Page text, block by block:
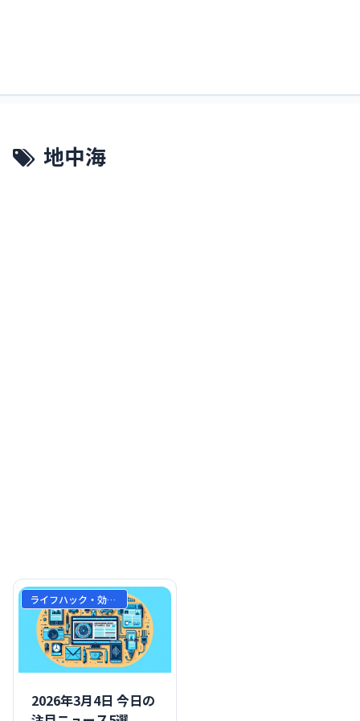
地中海
ライフハック・効率化
2026年3月4日 今日の